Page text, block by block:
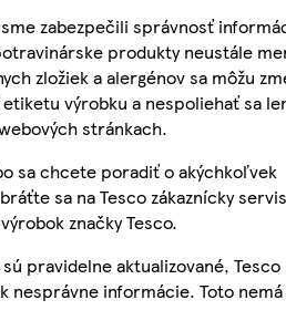
zabezpečili správnosť
produkty neustále
zložiek a alergénov sa môžu
výrobku a nespoliehať sa
stránkach.
sa chcete poradiť o akýchkoľvek
sa na Tesco zákaznícky
značky Tesco.
pravidelne aktualizované, Tesco
nesprávne informácie. Toto